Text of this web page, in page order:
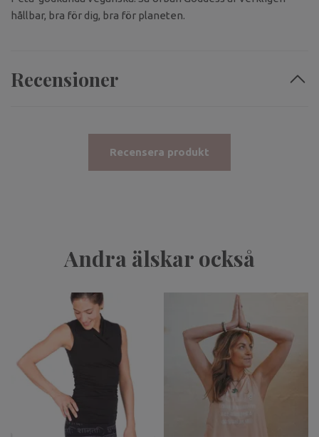
hållbar, bra för dig, bra för planeten.
Recensioner
Recensera produkt
Andra älskar också